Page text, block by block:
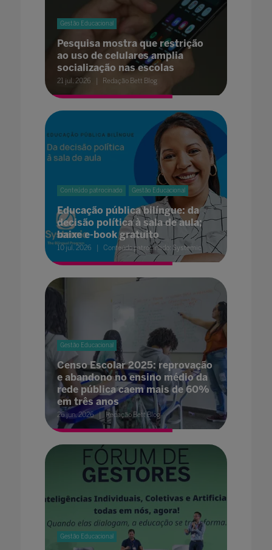
Gestão Educacional
Pesquisa mostra que restrição
ao uso de celulares amplia
socialização nas escolas
21 jul. 2026 Redação Bett Blog
Conteúdo patrocinado Gestão Educacional
Educação pública bilíngue: da
decisão política à sala de aula;
baixe e-book gratuito
10 jul. 2026 Conteúdo patrocinado: Systemic
Gestão Educacional
Censo Escolar 2025: reprovação
e abandono no ensino médio da
rede pública caem mais de 60%
em três anos
26 jun. 2026 Redação Bett Blog
Gestão Educacional